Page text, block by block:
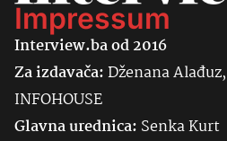
Impressum
Interview.ba od 2016
Za izdavača:Dženana
INFOHOUSE
Glavna urednica: SenkaKurt